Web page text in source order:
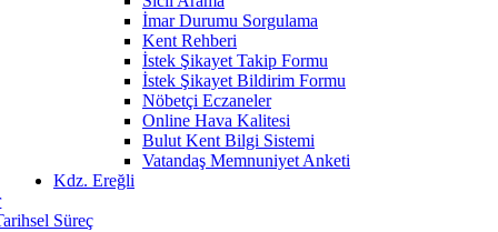
İmar Durumu Sorgulama
Kent Rehberi
İstek Şikayet Takip Formu
İstek Şikayet Bildirim Formu
Nöbetçi Eczaneler
Online Hava Kalitesi
Bulut Kent Bilgi Sistemi
Vatandaş Memnuniyet Anketi
Kdz. Ereğli
Süreç